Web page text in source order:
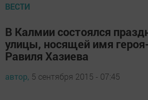
ВЕСТИ
В Калмии состоялся
улицы, носящей имя
Равиля Хазиева
автор, 5 сентября 2015 - 07:45